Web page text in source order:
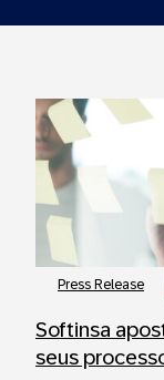
Press Release
Softinsa
seus